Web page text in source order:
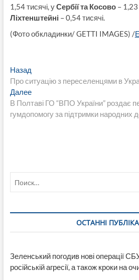
1,54 тисячі, уСербії та Косово– 1,23
Ліхтенштейні – 0,54 тисячі.
(Фото обкладинки/ GETTI IMAGES) /
Навигация
по
записям
НазадПредыдущая
запись:
Про ситуацію з переселенцями в
ДалееСледующая
запись:
В Полтаві ГО “ВПО України” роздає
гумдопомогу за підтримки народних
ОСТАННІ
Зеленський погодив нові операції
російській агресії, а також кроки на